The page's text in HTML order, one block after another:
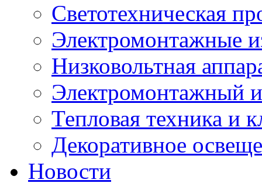
Светотехническая
Электромонтажные
Низковольтная
Электромонтажный
Тепловая техника и
Декоративное
Новости